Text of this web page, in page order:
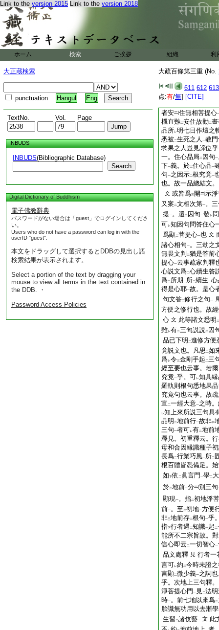
Link to the version 2015 Link to the version 2018
ホーム 検索 ご挨拶 組織 利
大正蔵検索
punctuation Hangul Eng
TextNo. Vol. Page
INBUDS
INBUDS(Bibliographic Database)
Search
Digital Dictionary of Buddhism
電子佛教辭典
パスワードがない場合は「guest」でログインしてくださ
い。
Users who do not have a password can log in with the
userID "guest".
本文をドラッグして選択するとDDBの見出し語
検索結果が表示されます。
Select a portion of the text by dragging your
mouse to view all terms in the text contained in
the DDB. ・
Password Access Policies
大疏百條第三重 (No.
611 612 613
点:有/無] [CITE]
一
入曼荼羅行法具衆
此中廣明
種
者。淨菩提心也。
之云二 。故以二
旨分明也。若爾者至
非二地前之行一乎。
於二 住心品明 二三句一
生後也。可 知具縁
者安
住無相菩提心
機直難二安住故勸二
品所レ明七日作壇之
悉被 二生死之人 一教
求果之人豈見諦位乎
一。住心品局 二 因句一
下一義。於二住心品一
句一之因示二根究竟一
也。故一品總結文
文 或皆爲三開
示
又案二文相次第一。
提一。還 二 因句一發 レ問
可レ知因句問答住心
爲顯二菩提心一也 文
諸心相句一。三劫之
無畏文判
二猶是答前
提心一云事疏家判釋
心説文爲二心續生答
爲二 所期一所二續生一心
得是心耶一故。是心
句文答二修行之句一
方便之修行也。故
心 文 此等諸文悉明 二
雖レ有二三句説説二 因
品已下明 二進修方便
竟説文也。凡思 二如
爲レ令三金剛手起 二三
經至要也云事。若
究竟一乎。可レ知具
羅軌則根句悉地果
究竟句也云事。故
宣 二一經大意一之時
レ知上來所説三句具
品明 二地前行一故非中
三句一者可レ有二地前
釋見。初重釋云。
母和合因縁識種子
長爲二行業巧風一所二
根百體皆悉備足。
如下依 二 眞言門 一學二
於二地前一分 別三句
顯現一。指二初地淨
前一。至 二初地一方便
非三地前存二根句一乎
指下行者遇 二知識一起 二
能所不二宗旨故。對
信心即云 二一切智心一
品文處釋 見 行者一
言可レ約 二今時未證
言顯二微少義一之詞
乎。次地上三句釋
淨菩提心門 一 見二法
時一。前七地以來爲二
胎識無功用以去漸學
生習 二諸伎藝一 文 此